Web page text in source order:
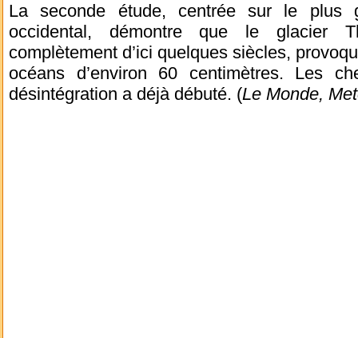
La seconde étude, centrée sur le plus
occidental, démontre que le glacier
complètement d’ici quelques siècles,
océans d’environ 60 centimètres. Les
désintégration a déjà débuté. (Le Monde,